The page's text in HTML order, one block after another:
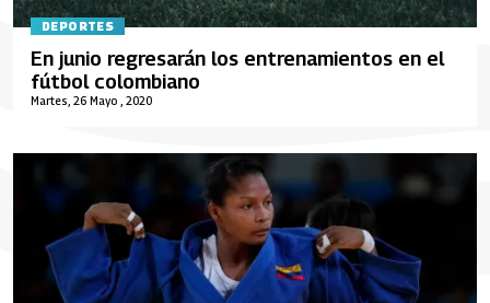
DEPORTES
Martes, 26 Mayo , 2020
En junio regresarán los entrenamientos en el
fútbol colombiano